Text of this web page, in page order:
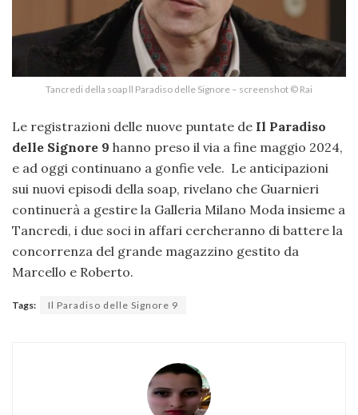
Tancredi della soap ll Paradiso delle Signore – screenshot © Rai
Le registrazioni delle nuove puntate de Il Paradiso
delle Signore 9 hanno preso il via a fine maggio 2024,
e ad oggi continuano a gonfie vele. Le anticipazioni
sui nuovi episodi della soap, rivelano che Guarnieri
continuerà a gestire la Galleria Milano Moda insieme a
Tancredi, i due soci in affari cercheranno di battere la
concorrenza del grande magazzino gestito da
Marcello e Roberto.
Tags: Il Paradiso delle Signore 9